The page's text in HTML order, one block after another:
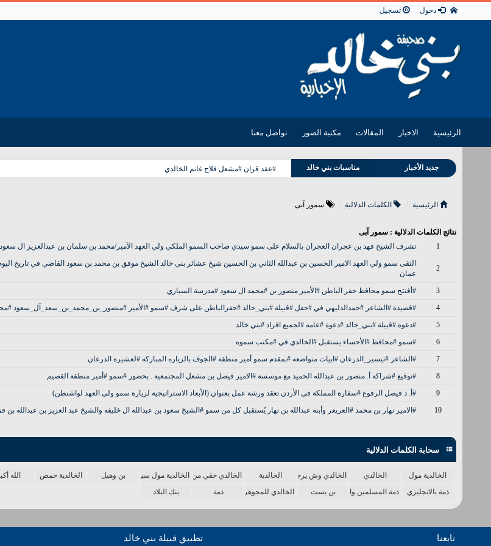
دخول تسجيل
الرئيسية الاخبار المقالات مكتبة الصور تواصل معنا
جديد الأخبار
وفيات بني خالد
مناسبات بني خالد #عقد قران #مشعل فلاح غانم الخالدي
الرئيسية الكلمات الدلالية سمور آبی
نتائج الكلمات الدلالية : سمور آبی
1
تشرف الشيخ فهد بن عجران العجران بالسلام على سمو سيدي صاحب السمو الملكي ولي العهد الآمير/محمد بن سلمان بن عبدالعزيز ال
2
عمان
3 #أفتتح سمو محافظ حفر الباطن #الأمير منصور بن #محمد ال سعود #مدرسة السياري
4
#قصيدة #الشاعر #حمدالدليهي في #حفل #قبيلة #بني_خالد #حفرالباطن على شرف #سمو #الأمير #منصور_بن_محمد_بن_سعد_آل_سعود
5
#دعوة #قبيلة #بني_خالد #دعوة #عامه #لجميع افراد #بني خالد
6
#سمو #محافظ #الأحساء يستقبل #الخالدي في #مكتب سموه
7
#الشاعر #تيسير_الدرعان #ابيات متواضعه #بمقدم سمو أمير منطقة #الجوف بالزياره المباركه #لعشيرة الدرعان
8
#توقيع #شراكة أ. منصور بن عبدالله الحميد مع موسسة #الامير فيصل بن مشعل المجتمعية . بحضور #سمو #أمير منطقة القصيم
9
#أ. د فيصل الرفوع #سفارة المملكة في الأردن تعقد ورشة عمل بعنوان (الأبعاد الاستراتيجية لزيارة سمو ولي العهد لواشنطن)
10
#الامير نهار بن محمد #العريعر وأبنه عبدالله بن نهار يُستقبل كل من سمو #الشيخ سعود بن عبدالله ال خليفه والشيخ عبد العزيز بن عبدالله بن
سحابة الكلمات الدلالية
الخالدية مول الخالدي الخالدي وش يرجع الخالدية الخالدي حقي من الدنياالخالدية مول سينما بن وهيل الخالدية حمص الله
ذمة بالانجليزي
ذمة المسلمين واحدة بن بست الخالدي للمجوهرات ذمة بنك البلاد
تابعنا تطبيق قبيلة بني خالد